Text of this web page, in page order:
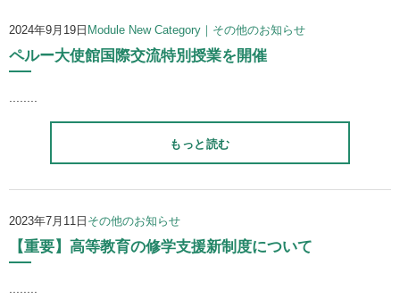
2024年9月19日 Module New Category｜その他のお知らせ
ペルー大使館国際交流特別授業を開催
もっと読む
2023年7月11日 その他のお知らせ
【重要】高等教育の修学支援新制度について